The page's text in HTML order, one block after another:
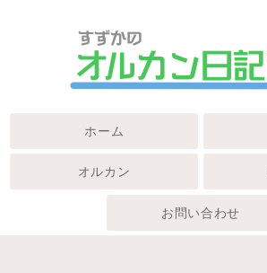
ホーム
オルカン
お問い合わせ